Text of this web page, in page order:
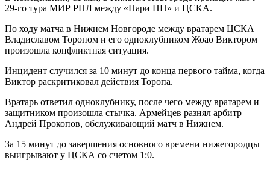
29-го тура МИР РПЛ между «Пари НН» и ЦСКА.
По ходу матча в Нижнем Новгороде между вратарем ЦСКА
Владиславом Торопом и его одноклубником Жоао Виктором
произошла конфликтная ситуация.
Инцидент случился за 10 минут до конца первого тайма, когда
Виктор раскритиковал действия Торопа.
Вратарь ответил одноклубнику, после чего между вратарем и
защитником произошла стычка. Армейцев разнял арбитр
Андрей Прокопов, обслуживающий матч в Нижнем.
За 15 минут до завершения основного времени нижегородцы
выигрывают у ЦСКА со счетом 1:0.